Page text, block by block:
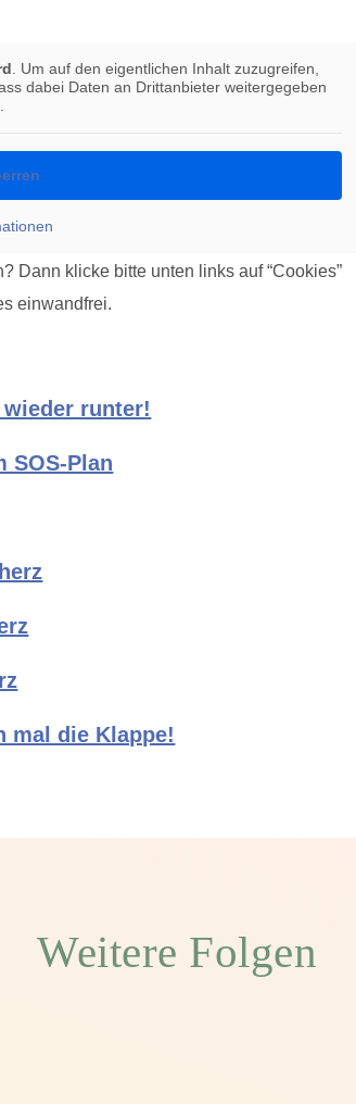
. Um auf den eigentlichen Inhalt zuzugreifen,
dabei Daten an Drittanbieter weitergegeben
Dann klicke bitte unten links auf “Cookies”
einwandfrei.
runter!
SOS-Plan
mal die Klappe!⁠⁠
Weitere Folgen